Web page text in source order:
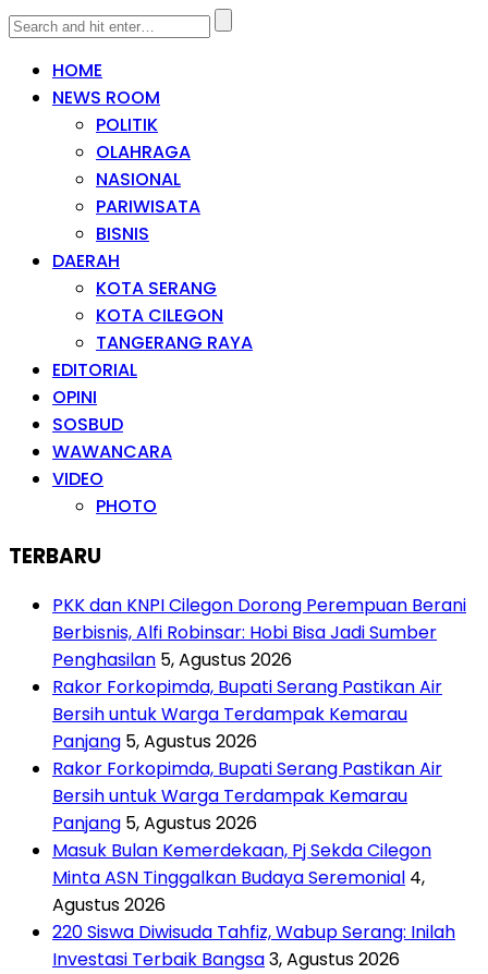
HOME
NEWS ROOM
POLITIK
OLAHRAGA
NASIONAL
PARIWISATA
BISNIS
DAERAH
KOTA SERANG
KOTA CILEGON
TANGERANG RAYA
EDITORIAL
OPINI
SOSBUD
WAWANCARA
VIDEO
PHOTO
TERBARU
PKK dan KNPI Cilegon Dorong Perempuan Berani
Berbisnis, Alfi Robinsar: Hobi Bisa Jadi Sumber
Penghasilan 5, Agustus 2026
Rakor Forkopimda, Bupati Serang Pastikan Air
Bersih untuk Warga Terdampak Kemarau
Panjang 5, Agustus 2026
Rakor Forkopimda, Bupati Serang Pastikan Air
Bersih untuk Warga Terdampak Kemarau
Panjang 5, Agustus 2026
Masuk Bulan Kemerdekaan, Pj Sekda Cilegon
Minta ASN Tinggalkan Budaya Seremonial 4,
Agustus 2026
220 Siswa Diwisuda Tahfiz, Wabup Serang: Inilah
Investasi Terbaik Bangsa3, Agustus 2026